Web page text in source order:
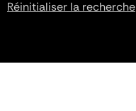
Réinitialiser la recherche